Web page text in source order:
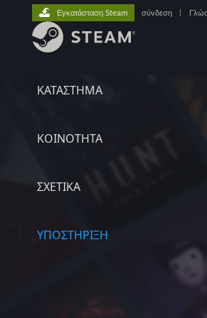
ΚΑΤΑΣΤΗΜΑ
ΚΟΙΝΟΤΗΤΑ
ΣΧΕΤΙΚΆ
ΥΠΟΣΤΗΡΙΞΗ
Εγκατάσταση Steam σύνδεση